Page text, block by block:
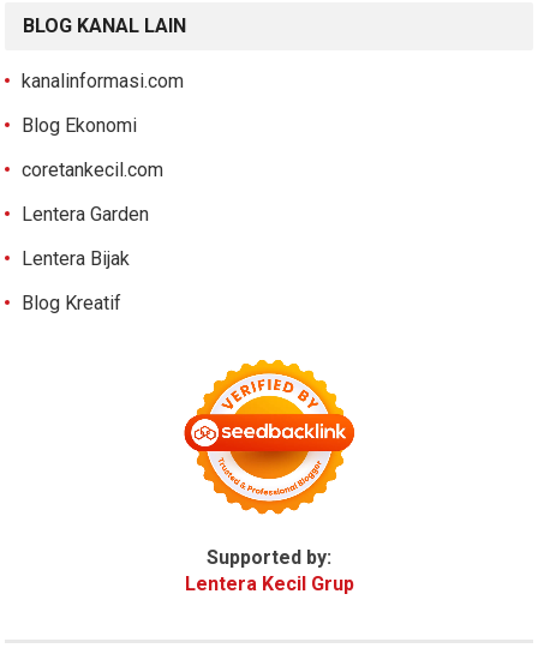
BLOG KANAL LAIN
kanalinformasi.com
Blog Ekonomi
coretankecil.com
Lentera Garden
Lentera Bijak
Blog Kreatif
Supported by:
Lentera Kecil Grup